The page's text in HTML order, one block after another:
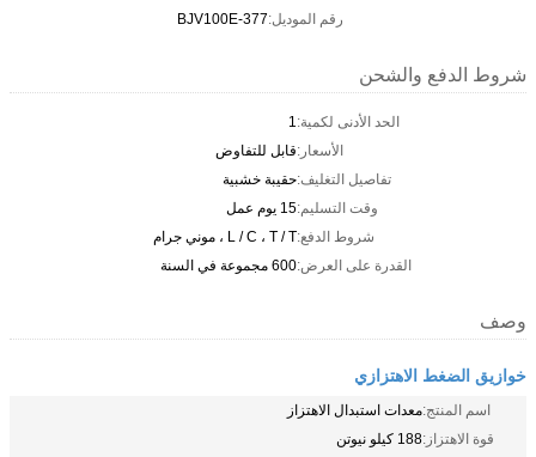
رقم الموديل:BJV100E-377
شروط الدفع والشحن
الحد الأدنى لكمية:1
الأسعار:قابل للتفاوض
تفاصيل التغليف:حقيبة خشبية
وقت التسليم:15 يوم عمل
شروط الدفع:L / C ، T / T ، موني جرام
القدرة على العرض:600 مجموعة في السنة
وصف
خوازيق الضغط الاهتزازي
اسم المنتج:معدات استبدال الاهتزاز
قوة الاهتزاز:188 كيلو نيوتن